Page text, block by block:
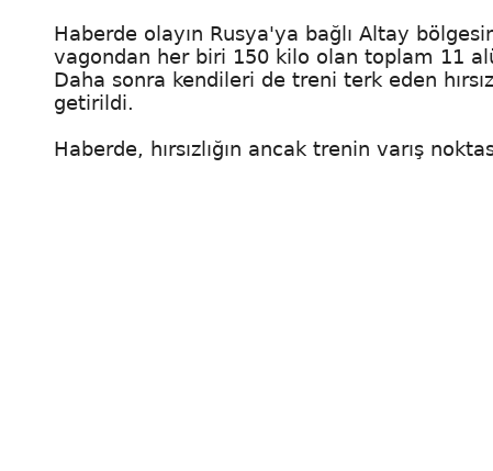
Haberde olayın Rusya'ya bağlı Altay
vagondan her biri 150 kilo olan toplam 11
Daha sonra kendileri de treni terk eden
getirildi.
Haberde, hırsızlığın ancak trenin varış